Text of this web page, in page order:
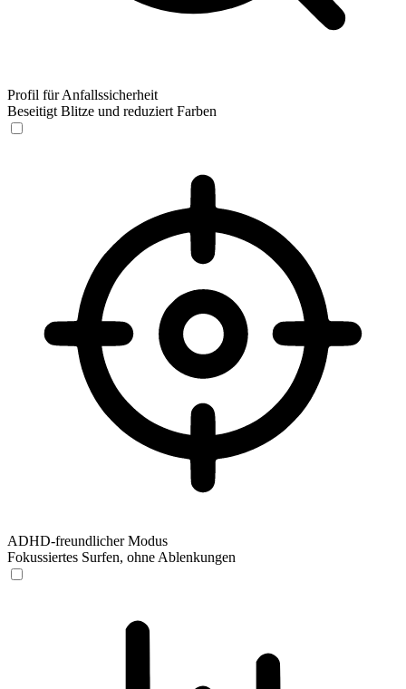
Profil für Anfallssicherheit
Beseitigt Blitze und reduziert Farben
ADHD-freundlicher Modus
Fokussiertes Surfen, ohne Ablenkungen